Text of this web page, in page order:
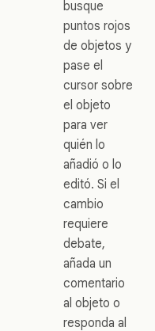
busque
puntos rojos
de objetos y
pase el
cursor sobre
el objeto
para ver
quién lo
añadió o lo
editó. Si el
cambio
requiere
debate,
añada un
comentario
al objeto o
responda al